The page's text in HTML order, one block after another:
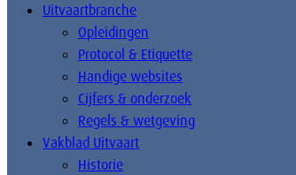
Uitvaartbranche
Opleidingen
Protocol & Etiquette
Handige websites
Cijfers & onderzoek
Regels & wetgeving
Vakblad Uitvaart
Historie